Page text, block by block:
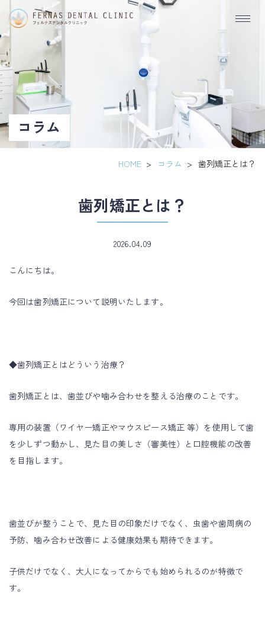
歯
列
矯
正
と
は？
HOME > コラム > 歯列矯正とは？
コラム
歯列矯正とは？
2026.04.09
こんにちは。
今回は歯列矯正について説明いたします。
◆歯列矯正とはどういう治療？
歯列矯正とは、歯並びや噛み合わせを整える治療のことです。
専用の装置（ワイヤー矯正やマウスピース矯正 等）を使用して歯
を少しずつ動かし、見た目の美しさ（審美性）と口腔機能の改善
を目指します。
歯並びが整うことで、見た目の印象だけでなく、虫歯や歯周病の
予防、噛み合わせ改善による健康効果も期待できます。
子供だけでなく、大人になってからでも始められるのが特徴で
す。